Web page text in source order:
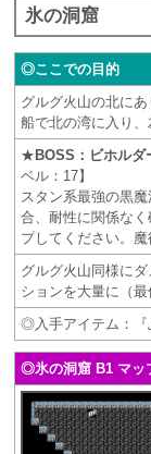
氷の洞窟
◎ここでの目的
グルグ火山の北に
船で北の湾に入り、
★ BOSS：ビホルダ
ベル：17】
スタン系最強の黒
合、耐性に関係な
プしてください。
グルグ火山同様に
ションを大量に（最
◎入手アイテム：『
◎氷の洞窟 B1 マッ